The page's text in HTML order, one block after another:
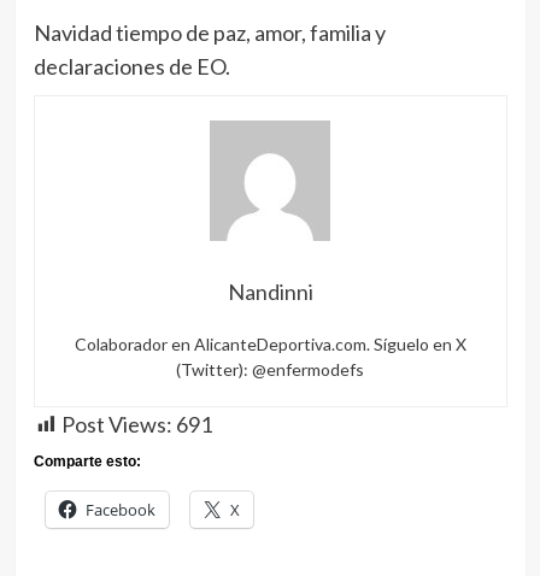
Navidad tiempo de paz, amor, familia y
declaraciones de EO.
Nandinni
Colaborador en AlicanteDeportiva.com. Síguelo en X
(Twitter): @enfermodefs
Post Views: 691
Comparte esto:
Facebook X